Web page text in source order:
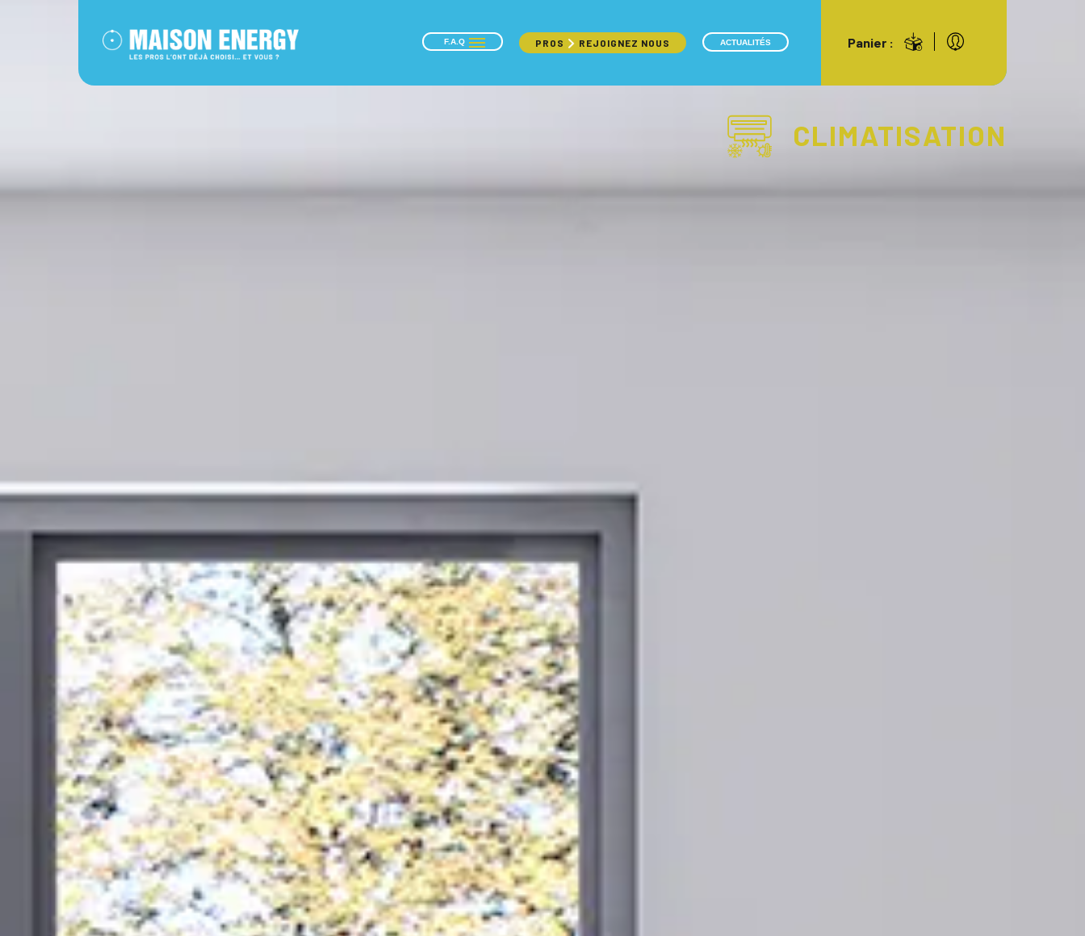
ACTUALITÉS
PROS REJOIGNEZ NOUS
F.A.Q Panier :
CLIMATISATION